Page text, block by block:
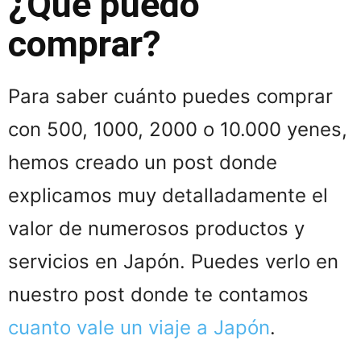
comprar?
Para saber cuánto puedes comprar
con 500, 1000, 2000 o 10.000 yenes,
hemos creado un post donde
explicamos muy detalladamente el
valor de numerosos productos y
servicios en Japón. Puedes verlo en
nuestro post donde te contamos
cuanto vale un viaje a Japón.